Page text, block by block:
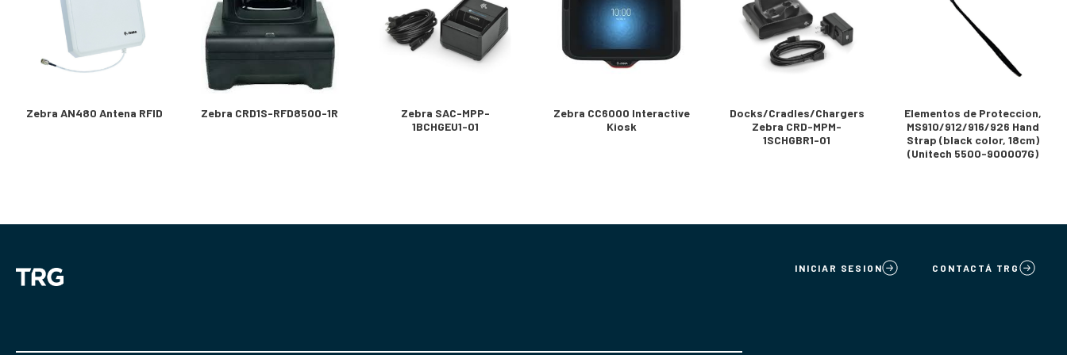
Zebra AN480 Antena RFID Zebra CRD1S-RFD8500-1R
Zebra SAC-MPP-
1BCHGEU1-01
Zebra CC6000 Interactive
Kiosk
Docks/Cradles/Chargers
Zebra CRD-MPM-
1SCHGBR1-01
Elementos de Proteccion,
MS910/912/916/926 Hand
Strap (black color, 18cm)
(Unitech 5500-900007G)
INICIAR SESION CONTACTÁ TRG